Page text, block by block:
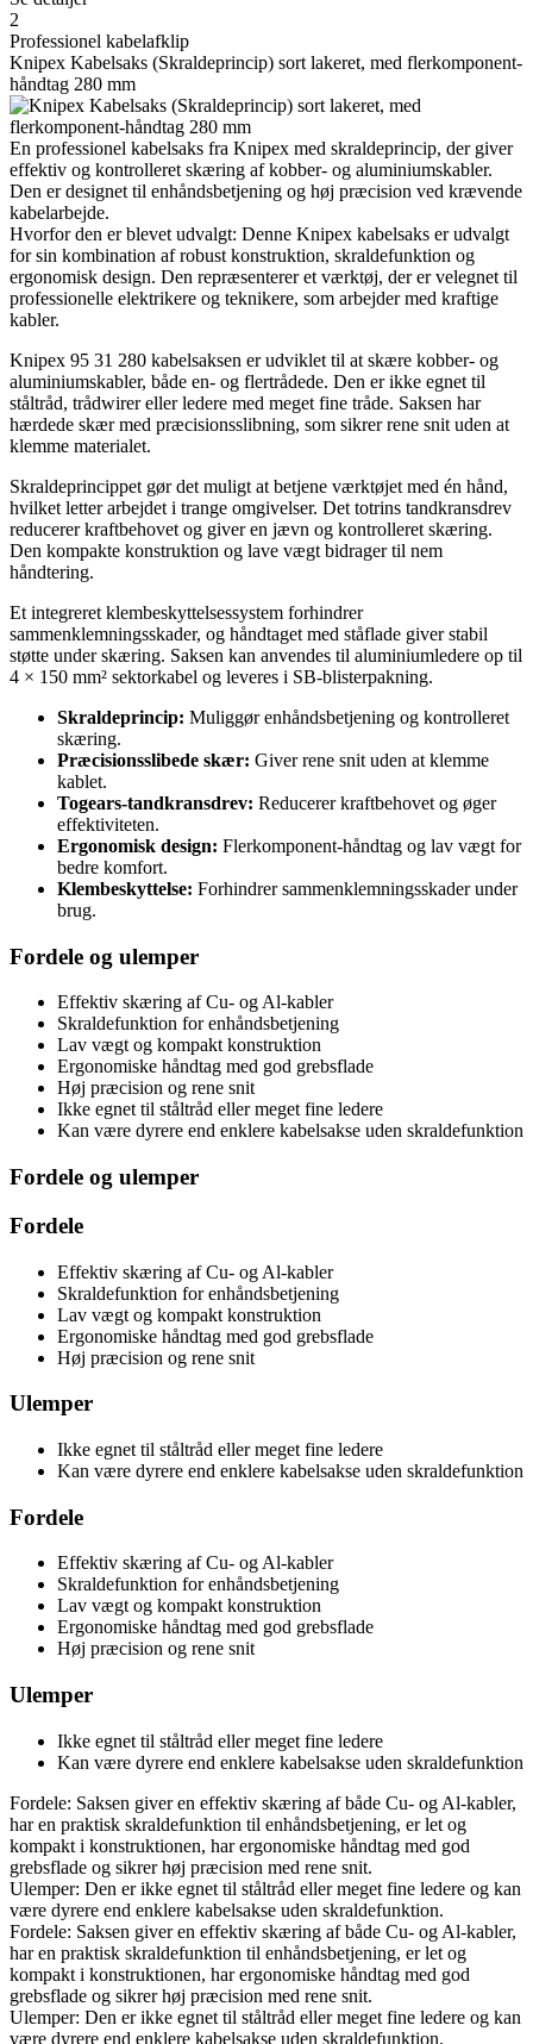
2
Professionel kabelafklip
Knipex Kabelsaks (Skraldeprincip) sort lakeret, med flerkomponent-
håndtag 280 mm
En professionel kabelsaks fra Knipex med skraldeprincip, der giver
effektiv og kontrolleret skæring af kobber- og aluminiumskabler.
Den er designet til enhåndsbetjening og høj præcision ved krævende
kabelarbejde.
Hvorfor den er blevet udvalgt: Denne Knipex kabelsaks er udvalgt
for sin kombination af robust konstruktion, skraldefunktion og
ergonomisk design. Den repræsenterer et værktøj, der er velegnet til
professionelle elektrikere og teknikere, som arbejder med kraftige
kabler.
Knipex 95 31 280 kabelsaksen er udviklet til at skære kobber- og
aluminiumskabler, både en- og flertrådede. Den er ikke egnet til
ståltråd, trådwirer eller ledere med meget fine tråde. Saksen har
hærdede skær med præcisionsslibning, som sikrer rene snit uden at
klemme materialet.
Skraldeprincippet gør det muligt at betjene værktøjet med én hånd,
hvilket letter arbejdet i trange omgivelser. Det totrins tandkransdrev
reducerer kraftbehovet og giver en jævn og kontrolleret skæring.
Den kompakte konstruktion og lave vægt bidrager til nem
håndtering.
Et integreret klembeskyttelsessystem forhindrer
sammenklemningsskader, og håndtaget med ståflade giver stabil
støtte under skæring. Saksen kan anvendes til aluminiumledere op til
4 × 150 mm² sektorkabel og leveres i SB-blisterpakning.
Skraldeprincip: Muliggør enhåndsbetjening og kontrolleret
skæring.
Præcisionsslibede skær: Giver rene snit uden at klemme
kablet.
Togears-tandkransdrev: Reducerer kraftbehovet og øger
effektiviteten.
Ergonomisk design: Flerkomponent-håndtag og lav vægt for
bedre komfort.
Klembeskyttelse: Forhindrer sammenklemningsskader under
brug.
Fordele og ulemper
Effektiv skæring af Cu- og Al-kabler
Skraldefunktion for enhåndsbetjening
Lav vægt og kompakt konstruktion
Ergonomiske håndtag med god grebsflade
Høj præcision og rene snit
Ikke egnet til ståltråd eller meget fine ledere
Kan være dyrere end enklere kabelsakse uden skraldefunktion
Fordele og ulemper
Fordele
Effektiv skæring af Cu- og Al-kabler
Skraldefunktion for enhåndsbetjening
Lav vægt og kompakt konstruktion
Ergonomiske håndtag med god grebsflade
Høj præcision og rene snit
Ulemper
Ikke egnet til ståltråd eller meget fine ledere
Kan være dyrere end enklere kabelsakse uden skraldefunktion
Fordele
Effektiv skæring af Cu- og Al-kabler
Skraldefunktion for enhåndsbetjening
Lav vægt og kompakt konstruktion
Ergonomiske håndtag med god grebsflade
Høj præcision og rene snit
Ulemper
Ikke egnet til ståltråd eller meget fine ledere
Kan være dyrere end enklere kabelsakse uden skraldefunktion
Fordele: Saksen giver en effektiv skæring af både Cu- og Al-kabler,
har en praktisk skraldefunktion til enhåndsbetjening, er let og
kompakt i konstruktionen, har ergonomiske håndtag med god
grebsflade og sikrer høj præcision med rene snit.
Ulemper: Den er ikke egnet til ståltråd eller meget fine ledere og kan
være dyrere end enklere kabelsakse uden skraldefunktion.
Fordele: Saksen giver en effektiv skæring af både Cu- og Al-kabler,
har en praktisk skraldefunktion til enhåndsbetjening, er let og
kompakt i konstruktionen, har ergonomiske håndtag med god
grebsflade og sikrer høj præcision med rene snit.
Ulemper: Den er ikke egnet til ståltråd eller meget fine ledere og kan
være dyrere end enklere kabelsakse uden skraldefunktion.